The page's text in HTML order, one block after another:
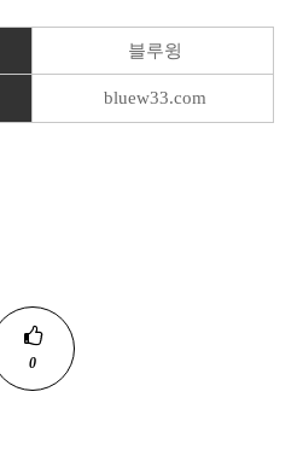
블루윙
bluew33.com
0